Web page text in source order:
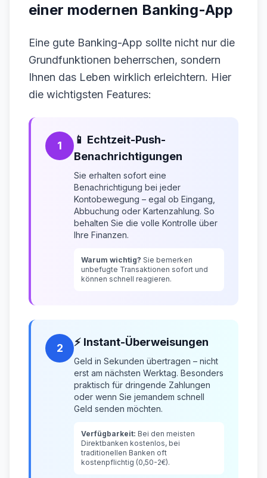
einer modernen Banking-App
Eine gute Banking-App sollte nicht nur die
Grundfunktionen beherrschen, sondern
Ihnen das Leben wirklich erleichtern. Hier
die wichtigsten Features:
1
📱 Echtzeit-Push-
Benachrichtigungen
Sie erhalten sofort eine
Benachrichtigung bei jeder
Kontobewegung – egal ob Eingang,
Abbuchung oder Kartenzahlung. So
behalten Sie die volle Kontrolle über
Ihre Finanzen.
Warum wichtig? Sie bemerken
unbefugte Transaktionen sofort und
können schnell reagieren.
2 ⚡ Instant-Überweisungen
Geld in Sekunden übertragen – nicht
erst am nächsten Werktag. Besonders
praktisch für dringende Zahlungen
oder wenn Sie jemandem schnell
Geld senden möchten.
Verfügbarkeit: Bei den meisten
Direktbanken kostenlos, bei
traditionellen Banken oft
kostenpflichtig (0,50-2€).